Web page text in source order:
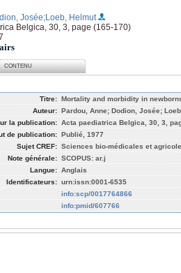
Josée;Loeb, Helmut
Belgica, 30, 3, page (165-170)
CONTENU
Titre: Mortality and morbidity in
Auteur: Pardou, Anne; Dodion, Josée;
la publication: Acta paediatrica Belgica, 30, 3,
de publication: Publié, 1977
Sujet CREF: Sciences bio-médicales et
Note générale: SCOPUS: ar.j
Langue: Anglais
Identificateurs: urn:issn:0001-6535
info:scp/0017764866
info:pmid/607766